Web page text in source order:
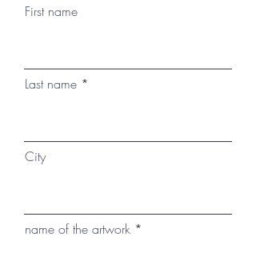
First name
Last name
City
name of the artwork